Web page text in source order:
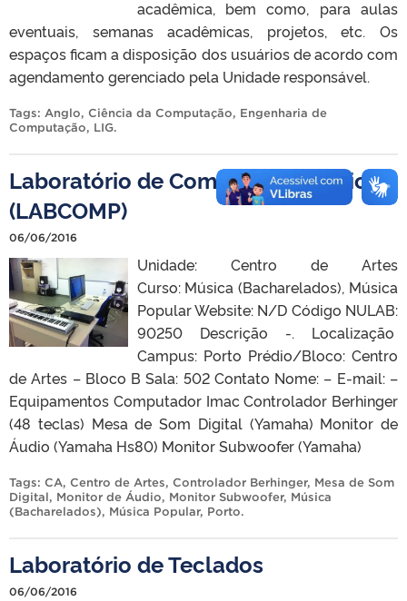
acadêmica, bem como, para aulas
eventuais, semanas acadêmicas, projetos, etc. Os
espaços ficam a disposição dos usuários de acordo com
agendamento gerenciado pela Unidade responsável.
Tags: Anglo, Ciência da Computação, Engenharia de
Computação, LIG.
Laboratório de Composição Musical
(LABCOMP)
06/06/2016
Unidade: Centro de Artes
Curso: Música (Bacharelados), Música
Popular Website: N/D Código NULAB:
90250 Descrição -. Localização
Campus: Porto Prédio/Bloco: Centro
de Artes – Bloco B Sala: 502 Contato Nome: – E-mail: –
Equipamentos Computador Imac Controlador Berhinger
(48 teclas) Mesa de Som Digital (Yamaha) Monitor de
Áudio (Yamaha Hs80) Monitor Subwoofer (Yamaha)
Tags: CA, Centro de Artes, Controlador Berhinger, Mesa de Som
Digital, Monitor de Áudio, Monitor Subwoofer, Música
(Bacharelados), Música Popular, Porto.
Laboratório de Teclados
06/06/2016